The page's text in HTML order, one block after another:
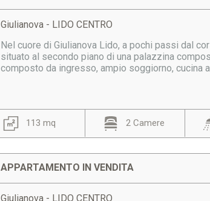
Giulianova - LIDO CENTRO
Nel cuore di Giulianova Lido, a pochi passi dal
situato al secondo piano di una palazzina
composto da ingresso, ampio soggiorno, cucina
113 mq 2 Camere
APPARTAMENTO IN VENDITA
Giulianova - LIDO CENTRO